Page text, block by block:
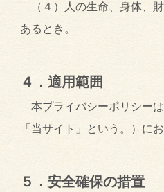
（４）人の生命、身体、
あるとき。
４．適用範囲
本プライバシーポリシー
「当サイト」という。）に
５．安全確保の措置